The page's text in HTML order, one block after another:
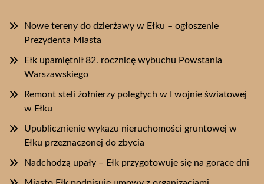
Nowe tereny do dzierżawy w Ełku – ogłoszenie
Prezydenta Miasta
Ełk upamiętnił 82. rocznicę wybuchu Powstania
Warszawskiego
Remont steli żołnierzy poległych w I wojnie światowej
w Ełku
Upublicznienie wykazu nieruchomości gruntowej w
Ełku przeznaczonej do zbycia
Nadchodzą upały – Ełk przygotowuje się na gorące dni